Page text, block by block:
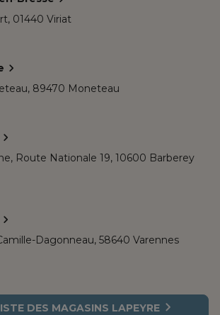
01440 Viriat
89470 Moneteau
Route Nationale 19, 10600 Barberey
Dagonneau, 58640 Varennes
DES MAGASINS LAPEYRE